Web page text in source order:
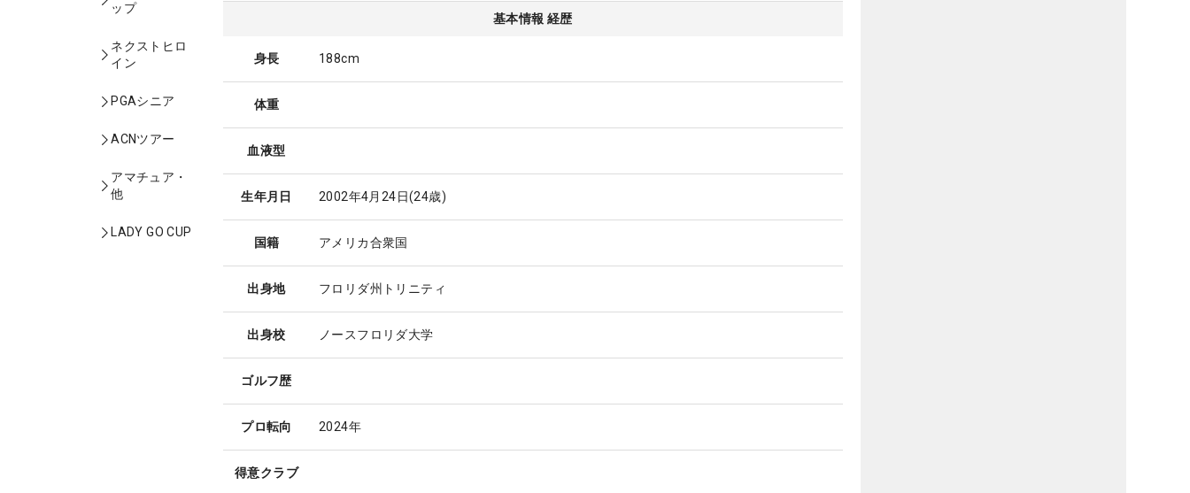
ップ
ネクストヒロ
イン
PGAシニア
ACNツアー
アマチュア・
他
LADY GO CUP
基本情報 経歴
身長 188cm
体重
血液型
生年月日 2002年4月24日(24歳)
国籍 アメリカ合衆国
出身地 フロリダ州トリニティ
出身校 ノースフロリダ大学
ゴルフ歴
プロ転向 2024年
得意クラブ